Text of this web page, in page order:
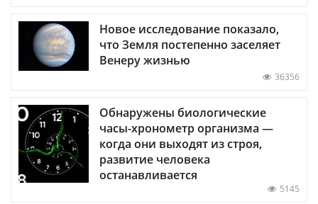
Новое исследование показало,
что Земля постепенно заселяет
Венеру жизнью
36356
Обнаружены биологические
часы-хронометр организма —
когда они выходят из строя,
развитие человека
останавливается
5145